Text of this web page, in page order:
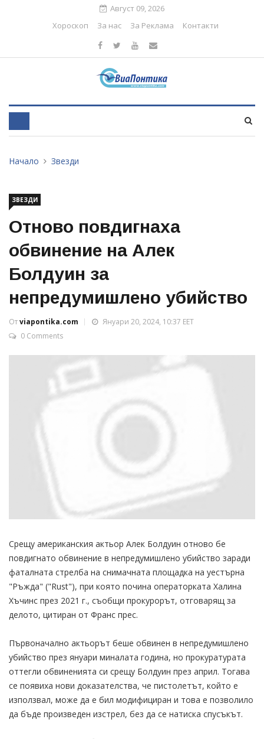
Август 09, 2026
Хороскоп
За нас За Реклама Контакти
Начало Звезди
ЗВЕЗДИ
Отново повдигнаха
обвинение на Алек
Болдуин за
непредумишлено убийство
Отviapontika.com
Януари 20, 2024, 10:37 EET
0 Comments
Срещу американския актьор Алек Болдуин отново бе
повдигнато обвинение в непредумишлено убийство заради
фаталната стрелба на снимачната площадка на уестърна
"Ръжда" ("Rust"), при която почина операторката Халина
Хъчинс през 2021 г., съобщи прокурорът, отговарящ за
делото, цитиран от Франс прес.
Първоначално актьорът беше обвинен в непредумишлено
убийство през януари миналата година, но прокуратурата
оттегли обвиненията си срещу Болдуин през април. Тогава
се появиха нови доказателства, че пистолетът, който е
използвал, може да е бил модифициран и това е позволило
да бъде произведен изстрел, без да се натиска спусъкът.